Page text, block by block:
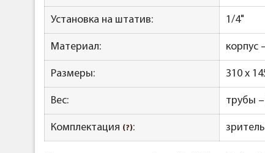
Установка на штатив: 1/4"
Материал: корпус
Размеры: 310 x
Вес: трубы –
Комплектация (?):